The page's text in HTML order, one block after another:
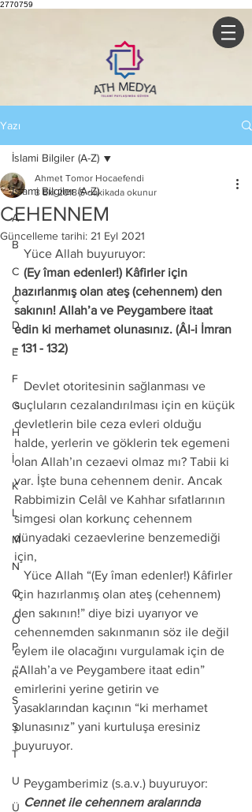
2770759
Yazı
İslami Bilgiler (A-Z)
A
B
C
Ç
D
E
F
G
H
İ
K
L
M
N
O
Ö
P
R
S
Ş
T
U
Ü
İslami Bilgiler (A-Z)
CEHENNEM
Ahmet Tomor Hocaefendi
3 Eki 2018 5 dakikada okunur
Güncelleme tarihi: 21 Eyl 2021
   Yüce Allah buyuruyor:
   (Ey îman edenler!) Kâfirler için
hazırlanmış olan ateş (cehennem) den
sakının! Allah’a ve Peygambere itaat
edin ki merhamet olunasınız. (Âl-i İmran
- 131 - 132)
suçluların cezalandırılması için en küçük
devletlerin bile ceza evleri olduğu
halde, yerlerin ve göklerin tek egemeni
olan Allah’ın cezaevi olmaz mı? Tabii ki
var. İşte buna cehennem denir. Ancak
Rabbimizin Celâl ve Kahhar sıfatlarının
simgesi olan korkunç cehennem
dünyadaki cezaevlerine benzemediği
için,
için hazırlanmış olan ateş (cehennem)
den sakının!” diye bizi uyarıyor ve
cehennemden sakınmanın söz ile değil
eylem ile olacağını vurgulamak için de
“Allah’a ve Peygambere itaat edin”
emirlerini yerine getirin ve
yasaklarından kaçının “ki merhamet
olunasınız” yani kurtuluşa eresiniz
buyuruyor.
   Peygamberimiz (s.a.v.) buyuruyor:
   Cennet ile cehennem aralarında